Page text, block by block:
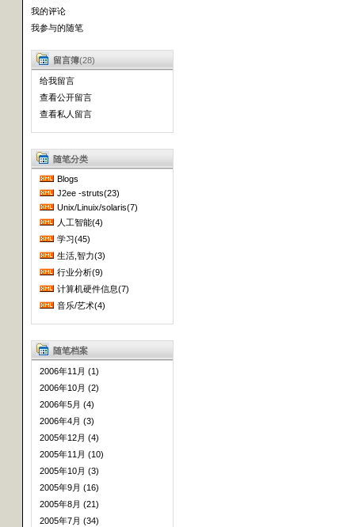
我的评论
我参与的随笔
留言簿(28)
给我留言
查看公开留言
查看私人留言
随笔分类
Blogs
J2ee -struts(23)
Unix/Linuix/solaris(7)
人工智能(4)
学习(45)
生活,智力(3)
行业分析(9)
计算机硬件信息(7)
音乐/艺术(4)
随笔档案
2006年11月 (1)
2006年10月 (2)
2006年5月 (4)
2006年4月 (3)
2005年12月 (4)
2005年11月 (10)
2005年10月 (3)
2005年9月 (16)
2005年8月 (21)
2005年7月 (34)